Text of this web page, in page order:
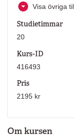
Om kursen
Visa övriga
Studietimmar
20
Kurs-ID
416493
Pris
2195 kr